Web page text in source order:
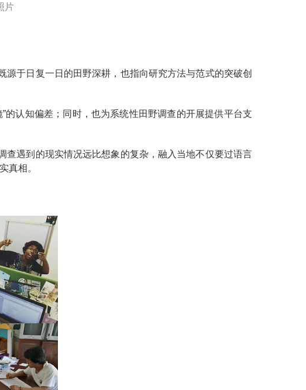
片
于日复一日的田野深耕，也指向研究方法与范式的突破创
认知偏差；同时，也为系统性田野调查的开展提供平台支
遇到的现实情况远比想象的复杂，融入当地不仅要过语言
真相。